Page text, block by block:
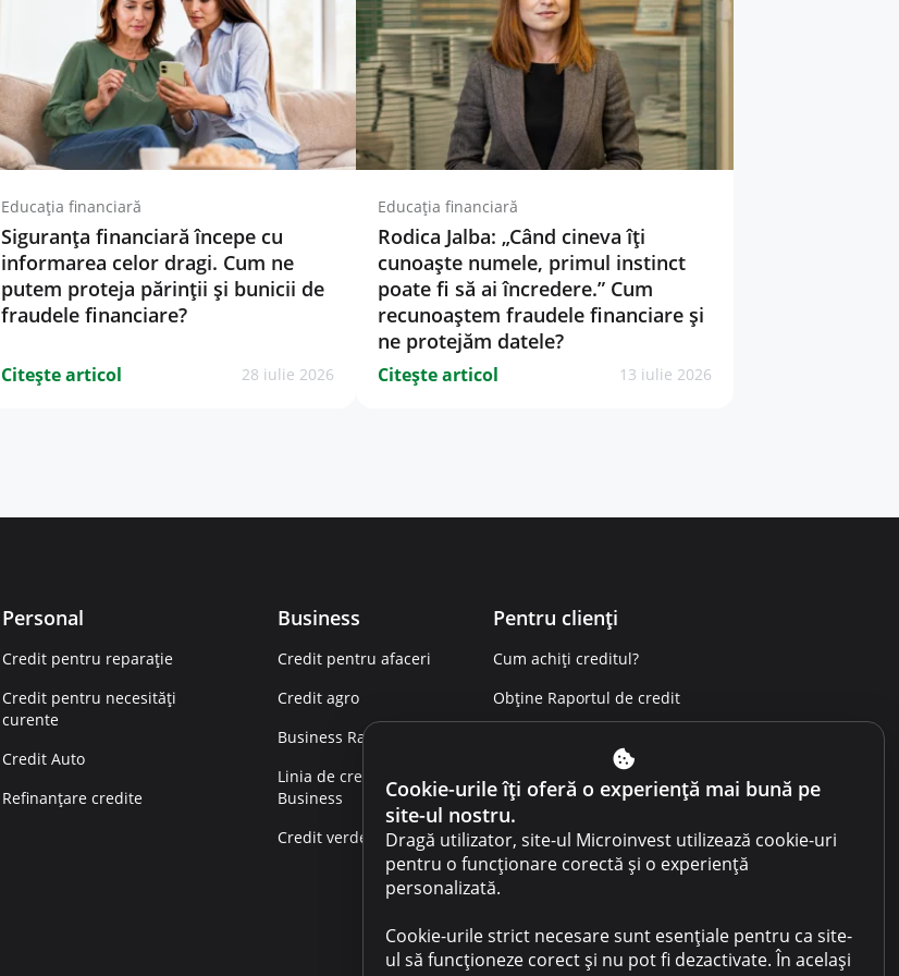
Educația financiară
Siguranța financiară începe cu
informarea celor dragi. Cum ne
putem proteja părinții și bunicii de
fraudele financiare?
Citește articol 28 iulie 2026
Educația financiară
Rodica Jalba: „Când cineva îți
cunoaște numele, primul instinct
poate fi să ai încredere.” Cum
recunoaștem fraudele financiare și
ne protejăm datele?
Citește articol 13 iulie 2026
Cookie-urile îți oferă o experiență mai bună pe
site-ul nostru.
Dragă utilizator, site-ul Microinvest utilizează cookie-uri
pentru o funcționare corectă și o experiență
personalizată.
Cookie-urile strict necesare sunt esențiale pentru ca site-
ul să funcționeze corect și nu pot fi dezactivate. În același
Personal
Credit pentru reparație
Credit pentru necesități
curente
Credit Auto
Refinanțare credite
Business
Credit pentru afaceri
Credit agro
Business Rapid
Linia de credit
Business
Credit verde
Pentru clienți
Cum achiți creditul?
Obține Raportul de credit
Condiții de utilizare a site-ului
Condiții de utilizare a
cabinetului
Politica de confidențialitate
banilor